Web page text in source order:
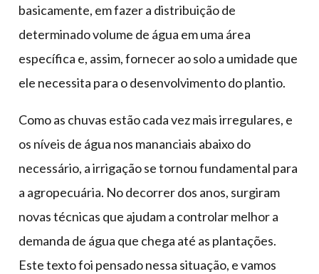
basicamente, em fazer a distribuição de
determinado volume de água em uma área
específica e, assim, fornecer ao solo a umidade que
ele necessita para o desenvolvimento do plantio.
Como as chuvas estão cada vez mais irregulares, e
os níveis de água nos mananciais abaixo do
necessário, a irrigação se tornou fundamental para
a agropecuária. No decorrer dos anos, surgiram
novas técnicas que ajudam a controlar melhor a
demanda de água que chega até as plantações.
Este texto foi pensado nessa situação, e vamos